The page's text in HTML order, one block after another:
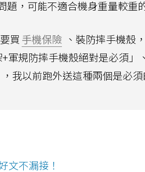
題，可能不適合機身重量較重
買 手機保險 、裝防摔手機殼
軍規防摔手機殼絕對是必須」
我以前跑外送這種兩個是必
文不漏接！